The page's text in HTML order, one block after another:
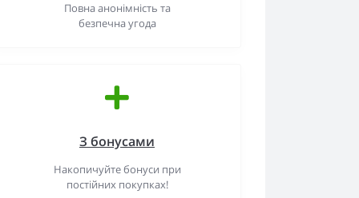
Повна анонімність та
безпечна угода
З бонусами
Накопичуйте бонуси при
постійних покупках!